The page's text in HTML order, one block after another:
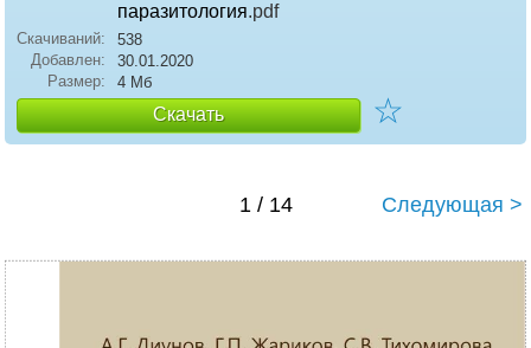
паразитология.pdf
Скачиваний:
538
Добавлен:
30.01.2020
Размер:
4 Мб
Скачать ☆
1 / 14 Следующая >